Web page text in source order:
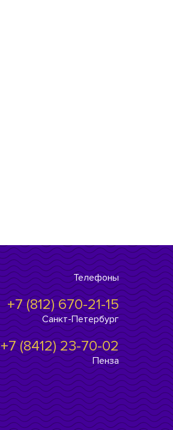
Телефоны
+7 (812) 670-21-15
Санкт-Петербург
+7 (8412) 23-70-02
Пенза